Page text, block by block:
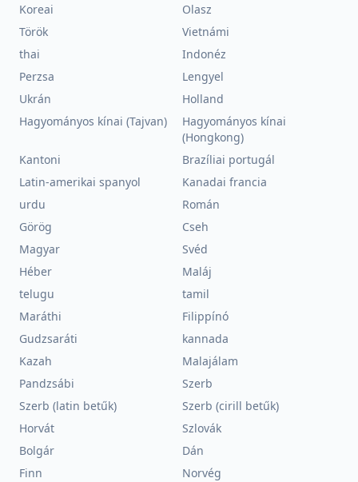
Koreai
Olasz
Török
Vietnámi
thai
Indonéz
Perzsa
Lengyel
Ukrán
Holland
Hagyományos kínai (Tajvan)
Hagyományos kínai
(Hongkong)
Kantoni
Brazíliai portugál
Latin-amerikai spanyol
Kanadai francia
urdu
Román
Görög
Cseh
Magyar
Svéd
Héber
Maláj
telugu
tamil
Maráthi
Filippínó
Gudzsaráti
kannada
Kazah
Malajálam
Pandzsábi
Szerb
Szerb (latin betűk)
Szerb (cirill betűk)
Horvát
Szlovák
Bolgár
Dán
Finn
Norvég